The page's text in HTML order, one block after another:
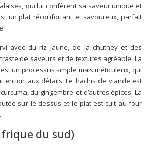
qui lui confèrent sa saveur unique et
un plat réconfortant et savoureux, parfait
avec du riz jaune, de la chutney et des
de saveurs et de textures agréable. La
un processus simple mais méticuleux, qui
aux détails. Le hachis de viande est
du gingembre et d’autres épices. La
sur le dessus et le plat est cuit au four
du sud)